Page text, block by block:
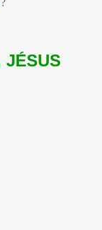
JÉSUS